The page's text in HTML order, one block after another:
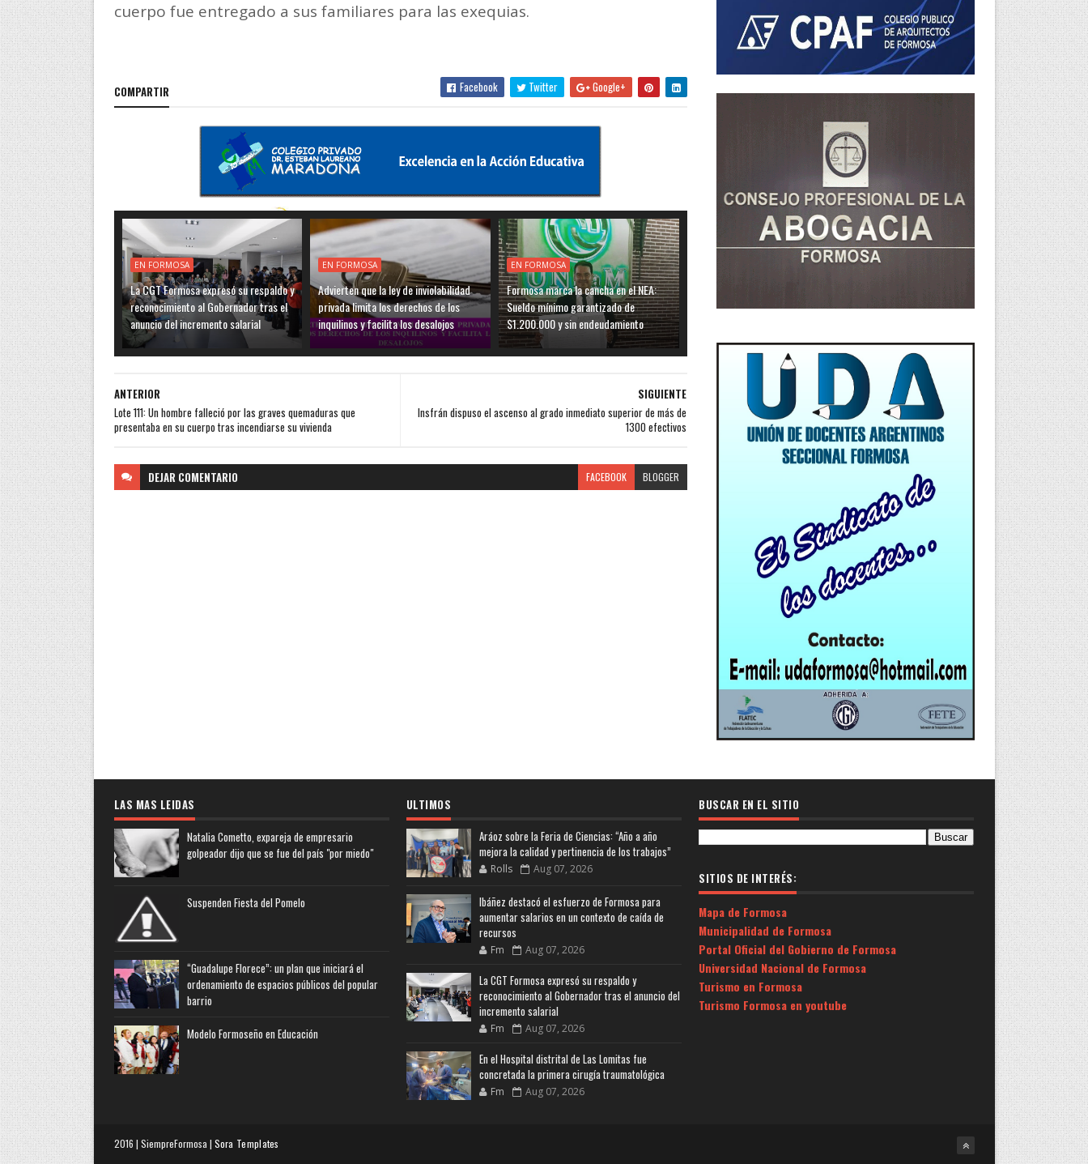
cuerpo fue entregado a sus familiares para las exequias.
COMPARTIR Facebook Twitter Google+
EN FORMOSA
La CGT Formosa expresó su respaldo y
reconocimiento al Gobernador tras el
anuncio del incremento salarial
EN FORMOSA
Advierten que la ley de inviolabilidad
privada limita los derechos de los
inquilinos y facilita los desalojos
EN FORMOSA
Formosa marca la cancha en el NEA:
Sueldo mínimo garantizado de
$1.200.000 y sin endeudamiento
SIGUIENTE
Insfrán dispuso el ascenso al grado inmediato superior de más de
1300 efectivos
ANTERIOR
Lote 111: Un hombre falleció por las graves quemaduras que
presentaba en su cuerpo tras incendiarse su vivienda
DEJAR COMENTARIO FACEBOOK BLOGGER
LAS MAS LEIDAS
Natalia Cometto, expareja de empresario
golpeador dijo que se fue del país "por miedo"
Suspenden Fiesta del Pomelo
“Guadalupe Florece”: un plan que iniciará el
ordenamiento de espacios públicos del popular
barrio
Modelo Formoseño en Educación
ULTIMOS
Aráoz sobre la Feria de Ciencias: “Año a año
mejora la calidad y pertinencia de los trabajos”
Rolls Aug 07, 2026
Ibáñez destacó el esfuerzo de Formosa para
aumentar salarios en un contexto de caída de
recursos
Fm Aug 07, 2026
La CGT Formosa expresó su respaldo y
reconocimiento al Gobernador tras el anuncio del
incremento salarial
Fm Aug 07, 2026
En el Hospital distrital de Las Lomitas fue
concretada la primera cirugía traumatológica
Fm Aug 07, 2026
BUSCAR EN EL SITIO
SITIOS DE INTERÉS:
Mapa de Formosa
Municipalidad de Formosa
Portal Oficial del Gobierno de Formosa
Universidad Nacional de Formosa
Turismo en Formosa
Turismo Formosa en youtube
2016 | SiempreFormosa | Sora Templates